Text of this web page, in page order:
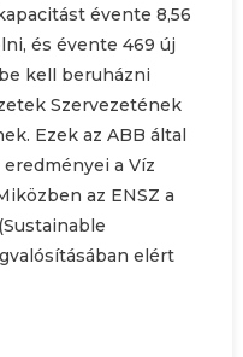
évente 8,56
és évente 469 új
kell beruházni
Szervezetének
Ezek az ABB által
a Víz
az ENSZ a
elért